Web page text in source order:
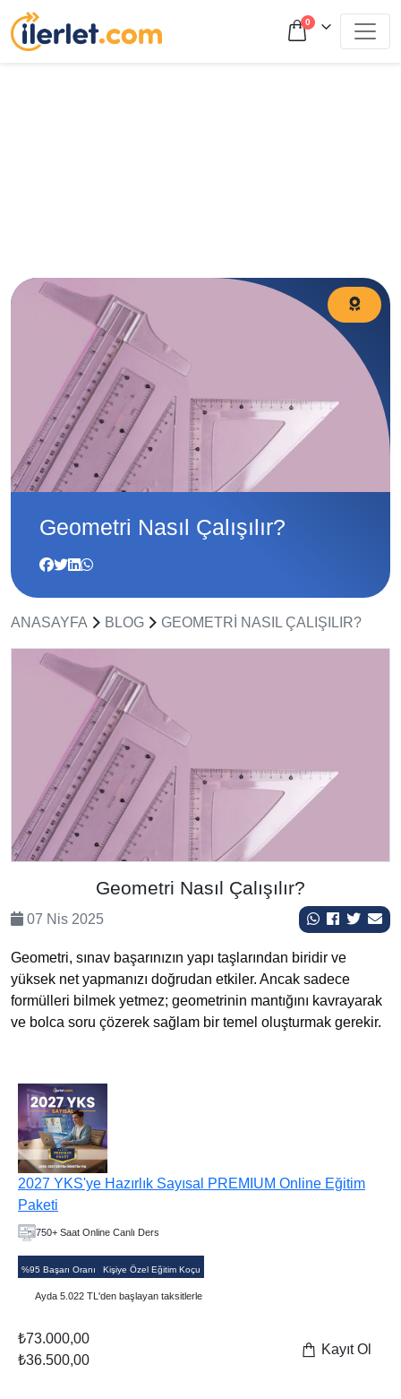
0
Geometri Nasıl Çalışılır?
ANASAYFA BLOG GEOMETRI NASIL ÇALIŞILIR?
Geometri Nasıl Çalışılır?
07 Nis 2025
Geometri, sınav başarınızın yapı taşlarından biridir ve
yüksek net yapmanızı doğrudan etkiler. Ancak sadece
formülleri bilmek yetmez; geometrinin mantığını kavrayarak
ve bolca soru çözerek sağlam bir temel oluşturmak gerekir.
2027 YKS'ye Hazırlık Sayısal PREMIUM Online Eğitim
Paketi
750+ Saat Online Canlı Ders
%95 Başarı Oranı Kişiye Özel Eğitim Koçu
Ayda 5.022 TL'den başlayan taksitlerle
₺73.000,00
₺36.500,00
Kayıt Ol